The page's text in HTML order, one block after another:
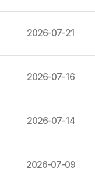
2026-07-21
2026-07-16
2026-07-14
2026-07-09